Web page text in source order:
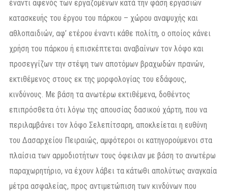
έναντι αφενός των εργαζομένων κατά την φάση εργασιών
κατασκευής του έργου του πάρκου – χώρου αναψυχής και
αθλοπαιδιών, αφ’ ετέρου έναντι κάθε πολίτη, ο οποίος κάνει
χρήση του πάρκου ή επισκέπτεται αναβαίνων τον λόφο και
προσεγγίζων την στέψη των αποτόμων βραχωδών πρανών,
εκτιθέμενος στους εκ της μορφολογίας του εδάφους,
κινδύνους. Με βάση τα ανωτέρω εκτιθέμενα, δοθέντος
επιπρόσθετα ότι λόγω της απουσίας δασικού χάρτη, που να
περιλαμβάνει τον λόφο Σελεπίτσαρη, αποκλείεται η ευθύνη
του Δασαρχείου Πειραιώς, αμφότεροι οι κατηγορούμενοι στα
πλαίσια των αρμοδιοτήτων τους όφειλαν με βάση το ανωτέρω
παραχωρητήριο, να έχουν λάβει τα κάτωθι απολύτως αναγκαία
μέτρα ασφαλείας, προς αντιμετώπιση των κινδύνων που